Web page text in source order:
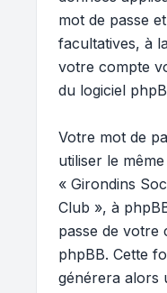
mot de passe
facultatives, à
votre compte
du logiciel
Votre mot de
utiliser le
« Girondins
Club », à
passe de votre
phpBB. Cette
générera alors